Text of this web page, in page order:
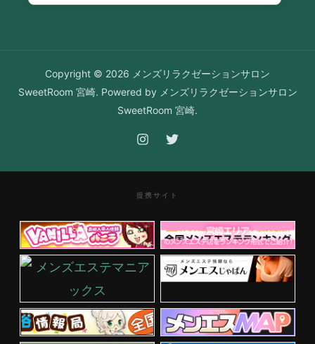
Copyright © 2026 メンズリラクゼーションサロン
SweetRoom 宮崎. Powered by メンズリラクゼーションサロン
SweetRoom 宮崎.
提携サイト